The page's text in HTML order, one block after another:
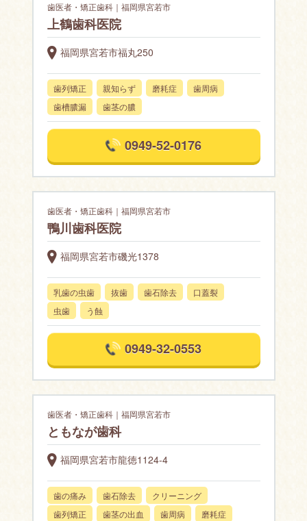
歯医者・矯正歯科｜福岡県宮若市
上鶴歯科医院
福岡県宮若市福丸250
歯列矯正 親知らず 磨耗症
歯周病
歯槽膿漏
歯茎の膿
0949-52-0176
歯医者・矯正歯科｜福岡県宮若市
鴨川歯科医院
福岡県宮若市磯光1378
乳歯の虫歯 抜歯 歯石除去
口蓋裂
虫歯
う蝕
0949-32-0553
歯医者・矯正歯科｜福岡県宮若市
ともなが歯科
福岡県宮若市龍徳1124-4
歯の痛み 歯石除去
クリーニング
歯列矯正
歯茎の出血 歯周病 磨耗症